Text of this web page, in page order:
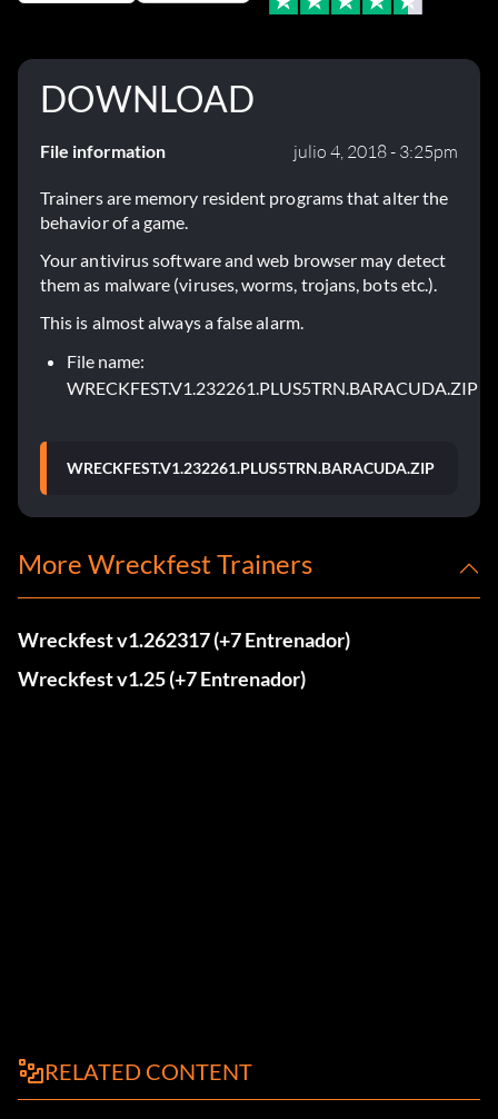
DOWNLOAD
File information julio 4, 2018 - 3:25pm
Trainers are memory resident programs that alter the
behavior of a game.
Your antivirus software and web browser may detect
them as malware (viruses, worms, trojans, bots etc.).
This is almost always a false alarm.
File name:
WRECKFEST.V1.232261.PLUS5TRN.BARACUDA.ZIP
WRECKFEST.V1.232261.PLUS5TRN.BARACUDA.ZIP
More Wreckfest Trainers
Wreckfest v1.262317 (+7 Entrenador)
Wreckfest v1.25 (+7 Entrenador)
RELATED CONTENT